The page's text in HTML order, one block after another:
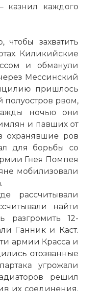
каждого
захватить
Киликийские
и обманули
Мессинский
пришлось
полуостров рвом,
ночью они
и павших от
охранявшие ров
для борьбы со
Гнея Помпея
мобилизовали
рассчитывали
найти
разгромить 12-
Ганник и Каст.
армии Красса и
отозванные
угрожали
решил
их соединения.
legionis — военный
более поздние
Каждый легион
источникам
считается, что их
восьми, но при
стоял